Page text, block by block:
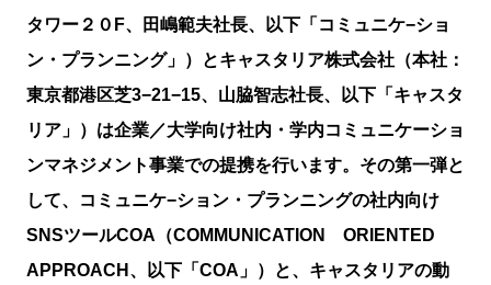
タワー２０F、田嶋範夫社長、以下「コミュニケ−ショ
ン・プランニング」）とキャスタリア株式会社（本社：
東京都港区芝3−21−15、山脇智志社長、以下「キャスタ
リア」）は企業／大学向け社内・学内コミュニケーショ
ンマネジメント事業での提携を行います。その第一弾と
して、コミュニケ−ション・プランニングの社内向け
SNSツールCOA（COMMUNICATION ORIENTED
APPROACH、以下「COA」）と、キャスタリアの動